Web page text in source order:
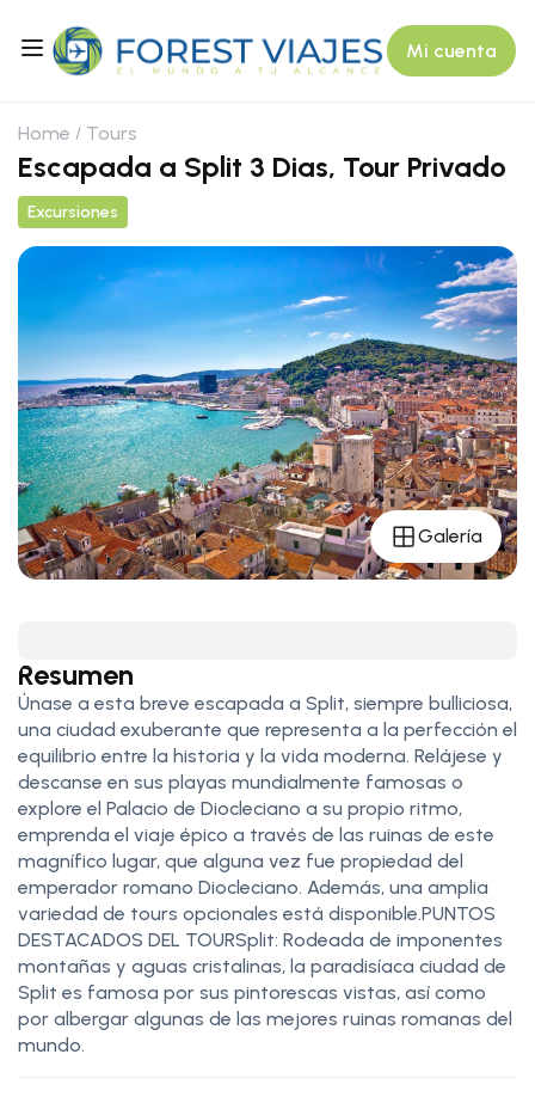
Mi cuenta
Home Tours
Escapada a Split 3 Dias, Tour Privado
Excursiones
Galería
Resumen
Únase a esta breve escapada a Split, siempre bulliciosa,
una ciudad exuberante que representa a la perfección el
equilibrio entre la historia y la vida moderna. Relájese y
descanse en sus playas mundialmente famosas o
explore el Palacio de Diocleciano a su propio ritmo,
emprenda el viaje épico a través de las ruinas de este
magnífico lugar, que alguna vez fue propiedad del
emperador romano Diocleciano. Además, una amplia
variedad de tours opcionales está disponible.PUNTOS
DESTACADOS DEL TOURSplit: Rodeada de imponentes
montañas y aguas cristalinas, la paradisíaca ciudad de
Split es famosa por sus pintorescas vistas, así como
por albergar algunas de las mejores ruinas romanas del
mundo.